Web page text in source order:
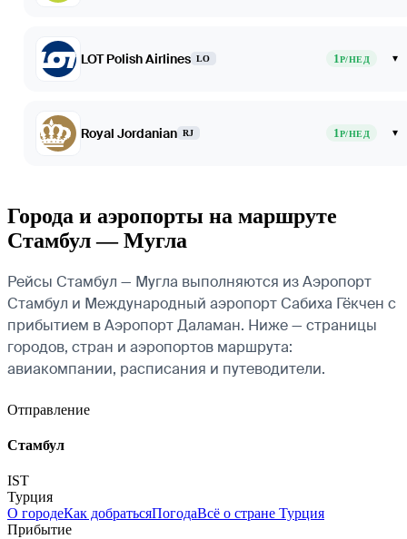
LOT Polish Airlines LO 1Р/НЕД ▾
Royal Jordanian RJ 1Р/НЕД ▾
Города и аэропорты на маршруте
Стамбул — Мугла
Рейсы Стамбул — Мугла выполняются из Аэропорт
Стамбул и Международный аэропорт Сабиха Гёкчен с
прибытием в Аэропорт Даламан. Ниже — страницы
городов, стран и аэропортов маршрута:
авиакомпании, расписания и путеводители.
Отправление
Стамбул
IST
Турция
О городеКак добратьсяПогодаВсё о стране Турция
Прибытие